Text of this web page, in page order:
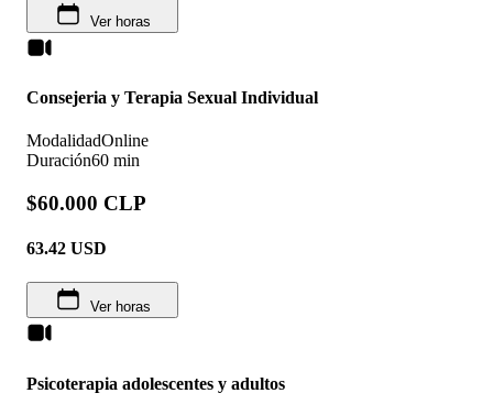
Ver horas
Consejeria y Terapia Sexual Individual
ModalidadOnline
Duración60 min
$60.000 CLP
63.42 USD
Ver horas
Psicoterapia adolescentes y adultos